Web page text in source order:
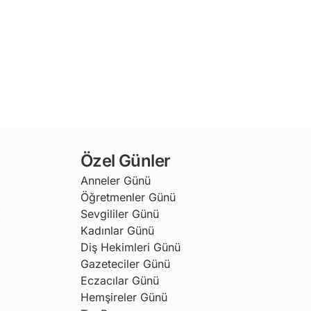
Özel Günler
Anneler Günü
Öğretmenler Günü
Sevgililer Günü
Kadınlar Günü
Diş Hekimleri Günü
Gazeteciler Günü
Eczacılar Günü
Hemşireler Günü